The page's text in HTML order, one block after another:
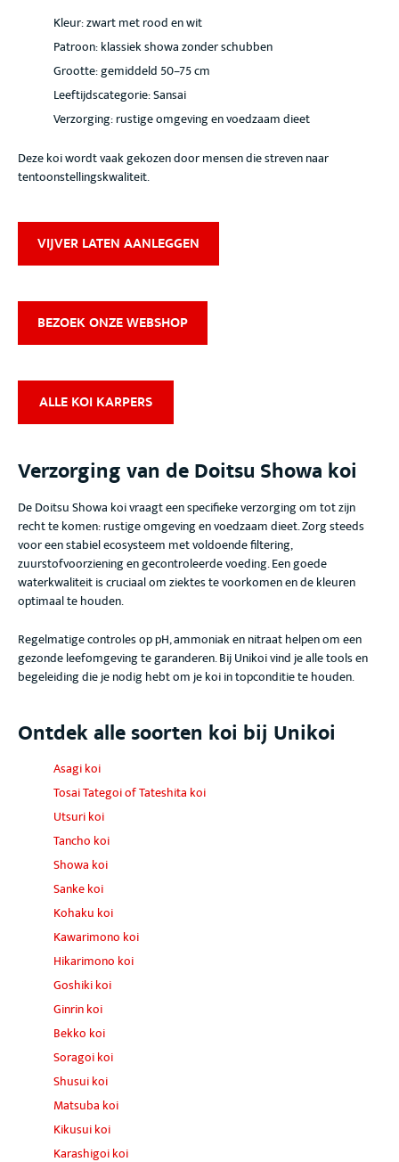
Kleur: zwart met rood en wit
Patroon: klassiek showa zonder schubben
Grootte: gemiddeld 50–75 cm
Leeftijdscategorie: Sansai
Verzorging: rustige omgeving en voedzaam dieet
Deze koi wordt vaak gekozen door mensen die streven naar
tentoonstellingskwaliteit.
VIJVER LATEN AANLEGGEN
BEZOEK ONZE WEBSHOP
ALLE KOI KARPERS
Verzorging van de Doitsu Showa koi
De Doitsu Showa koivraagt een specifieke verzorging om tot zijn
recht te komen: rustige omgeving en voedzaam dieet. Zorg steeds
voor een stabiel ecosysteem met voldoende filtering,
zuurstofvoorziening en gecontroleerde voeding. Een goede
waterkwaliteit is cruciaal om ziektes te voorkomen en de kleuren
optimaal te houden.
Regelmatige controles op pH, ammoniak en nitraat helpen om een
gezonde leefomgeving te garanderen. Bij Unikoi vind je alle tools en
begeleiding die je nodig hebt om je koi in topconditie te houden.
Ontdek alle soorten koi bij Unikoi
Asagi koi
Tosai Tategoi of Tateshita koi
Utsuri koi
Tancho koi
Showa koi
Sanke koi
Kohaku koi
Kawarimono koi
Hikarimono koi
Goshiki koi
Ginrin koi
Bekko koi
Soragoi koi
Shusui koi
Matsuba koi
Kikusui koi
Karashigoi koi